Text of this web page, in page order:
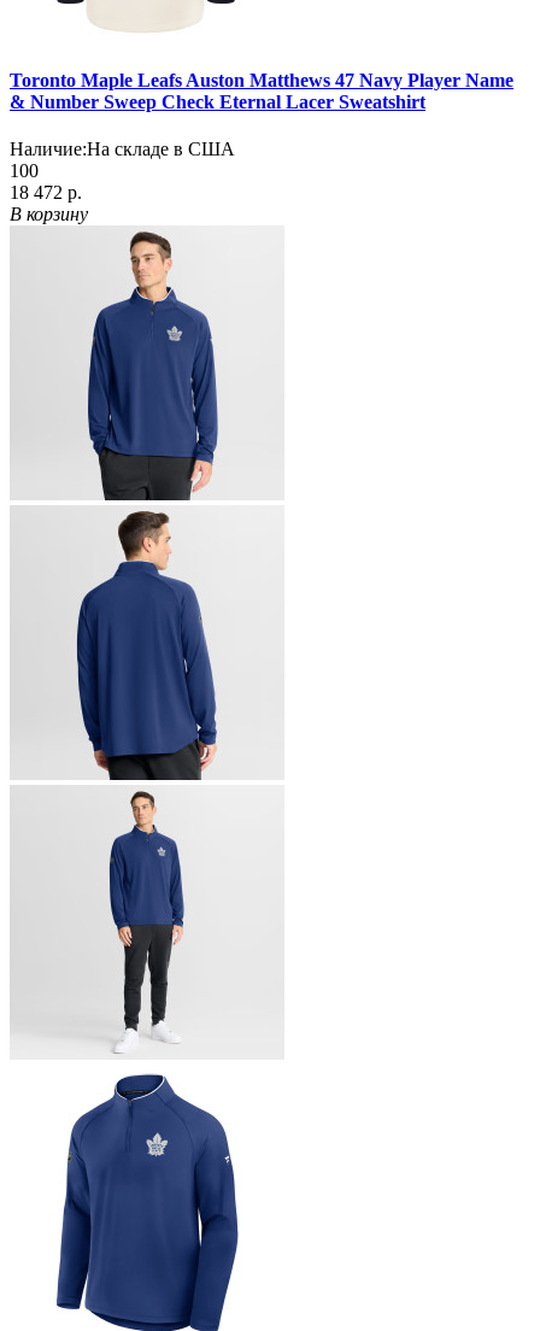
Toronto Maple Leafs Auston Matthews 47 Navy Player Name
& Number Sweep Check Eternal Lacer Sweatshirt
Наличие:На складе в США
100
18 472 р.
В корзину